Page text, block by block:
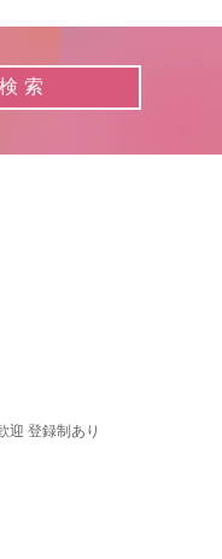
迎 登録制あり